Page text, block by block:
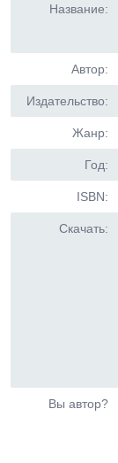
Название:
Автор:
Издательство:
Жанр:
Год:
ISBN:
Скачать:
Вы автор?